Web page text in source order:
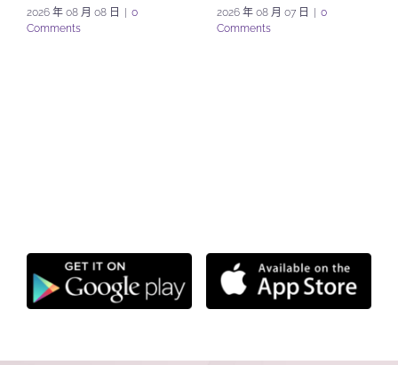
2026 年 08 月 08 日 | 0
Comments
2026 年 08 月 07 日 | 0
Comments